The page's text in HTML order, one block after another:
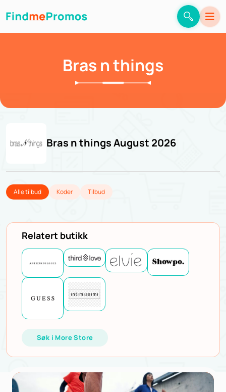
Bras n things
Bras n things August 2026
Alle tilbud Koder Tilbud
Relatert butikk
Søk i More Store